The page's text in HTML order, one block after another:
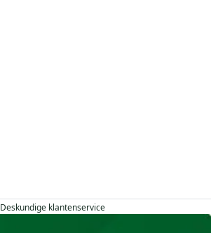
Deskundige klantenservice